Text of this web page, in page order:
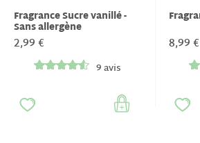
Fragrance Sucre vanillé -
Sans allergène
2,99 €
9 avis
8,99 €